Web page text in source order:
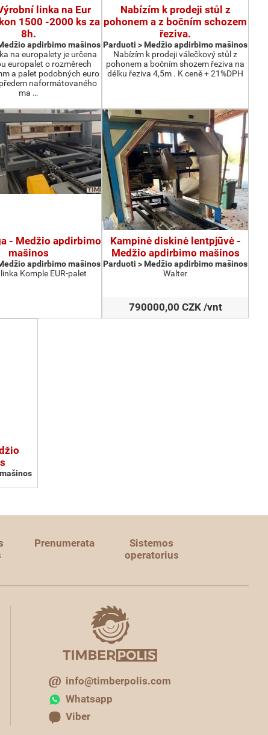
linka na Eur
1500 -2000 ks za
8h.
apdirbimo mašinos
na europalety je určena
europalet o rozměrech
a palet podobných euro
naformátovaného
ma …
Nabízím k prodeji stůl z
pohonem a z bočním schozem
řeziva.
Parduoti > Medžio apdirbimo mašinos
Nabízím k prodeji válečkový stůl z
pohonem a bočním shozem řeziva na
délku řeziva 4,5m . K ceně + 21%DPH
- Medžio apdirbimo
mašinos
apdirbimo mašinos
Komple EUR-palet
Kampinė diskinė lentpjūvė -
Medžio apdirbimo mašinos
Parduoti > Medžio apdirbimo mašinos
Walter
790000,00 CZK /vnt
Prenumerata
Sistemos
operatorius
info@timberpolis.com
Whatsapp
Viber